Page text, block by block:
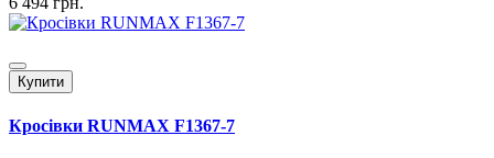
Купити
Кросівки RUNMAX F1367-7